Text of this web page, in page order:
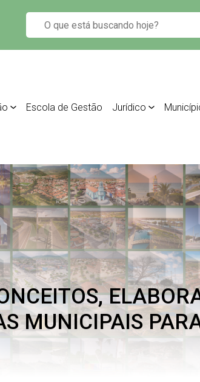
Escola de Gestão Jurídico
MUNICIPAIS